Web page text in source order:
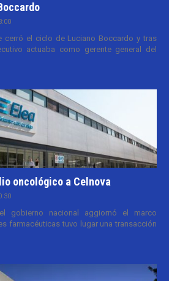
cerró el ciclo de Luciano Boccardo y tras
actuaba como gerente general del
oncológico a Celnova
gobierno nacional aggiornó el marco
farmacéuticas tuvo lugar una transacción